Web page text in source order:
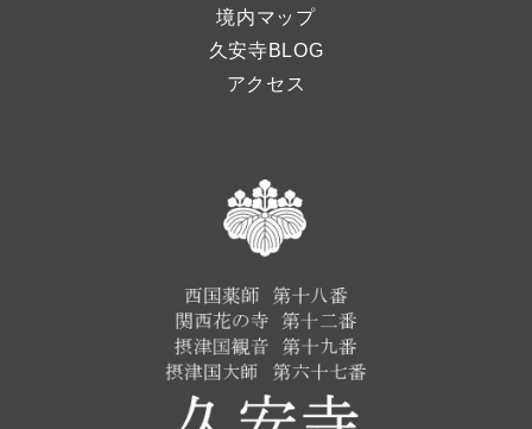
境内マップ
久安寺BLOG
アクセス